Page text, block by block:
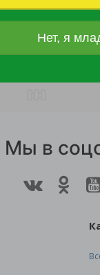
Нет, я
Р9
Мы в